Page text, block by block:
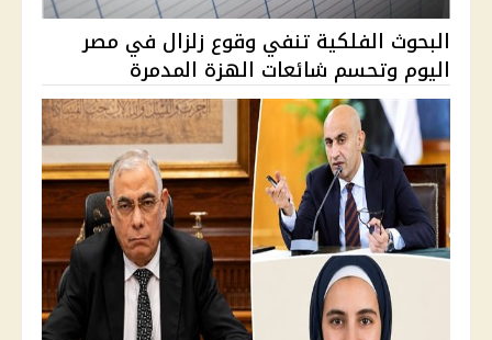
البحوث الفلكية تنفي وقوع زلزال في مصر
اليوم وتحسم شائعات الهزة المدمرة